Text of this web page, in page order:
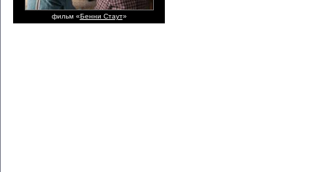
фильм «Бенни Стаут»